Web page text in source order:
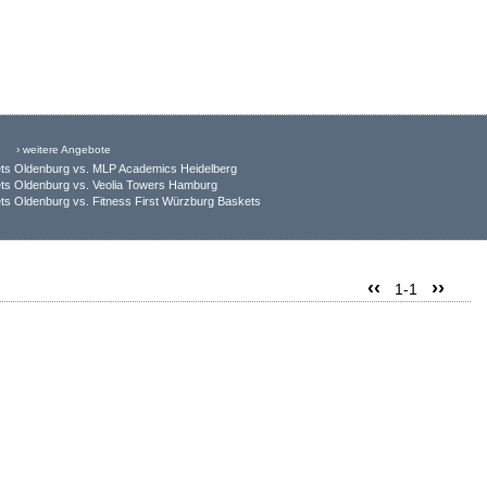
› weitere Angebote
Oldenburg vs. MLP Academics Heidelberg
Oldenburg vs. Veolia Towers Hamburg
Oldenburg vs. Fitness First Würzburg Baskets
‹‹ 1-1 ››